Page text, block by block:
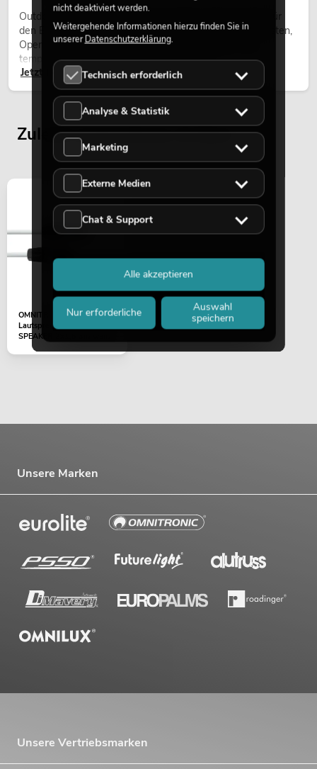
Outdoor Moving-Heads sind bewegliche Scheinwerfer für
den Einsatz im Freien. Sie werden bei Festivals, Stadtfesten,
Open-Air-Konzerten, Architekturinszenierungen und
temporären Außeninstallationen eingesetzt.
Jetzt lesen
Zuletzt angesehene Artikel
OMNITRONIC
Lautsprecherkabel
SPEAKER 2x1,5 3m weiß
Unsere Marken
Unsere Vertriebsmarken
nicht deaktiviert werden.
Weitergehende Informationen hierzu finden Sie in
unsererDatenschutzerklärung.
Technisch erforderlich
Analyse & Statistik
Marketing
Externe Medien
Chat & Support
Nur erforderliche
Auswahl
speichern
Alle akzeptieren